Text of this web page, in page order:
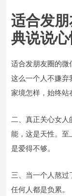
适合发
典说说
适合发朋友圈的微
这么一个人不嫌弃
家境怎样，始终站
二、真正关心女
能，这是天性。至
是爱得不够。
三、当一个人熬过
任何人都是负累。